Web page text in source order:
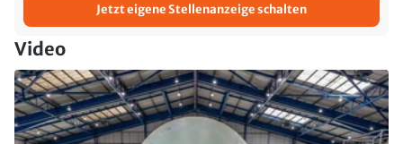
Jetzt eigene Stellenanzeige schalten
Video